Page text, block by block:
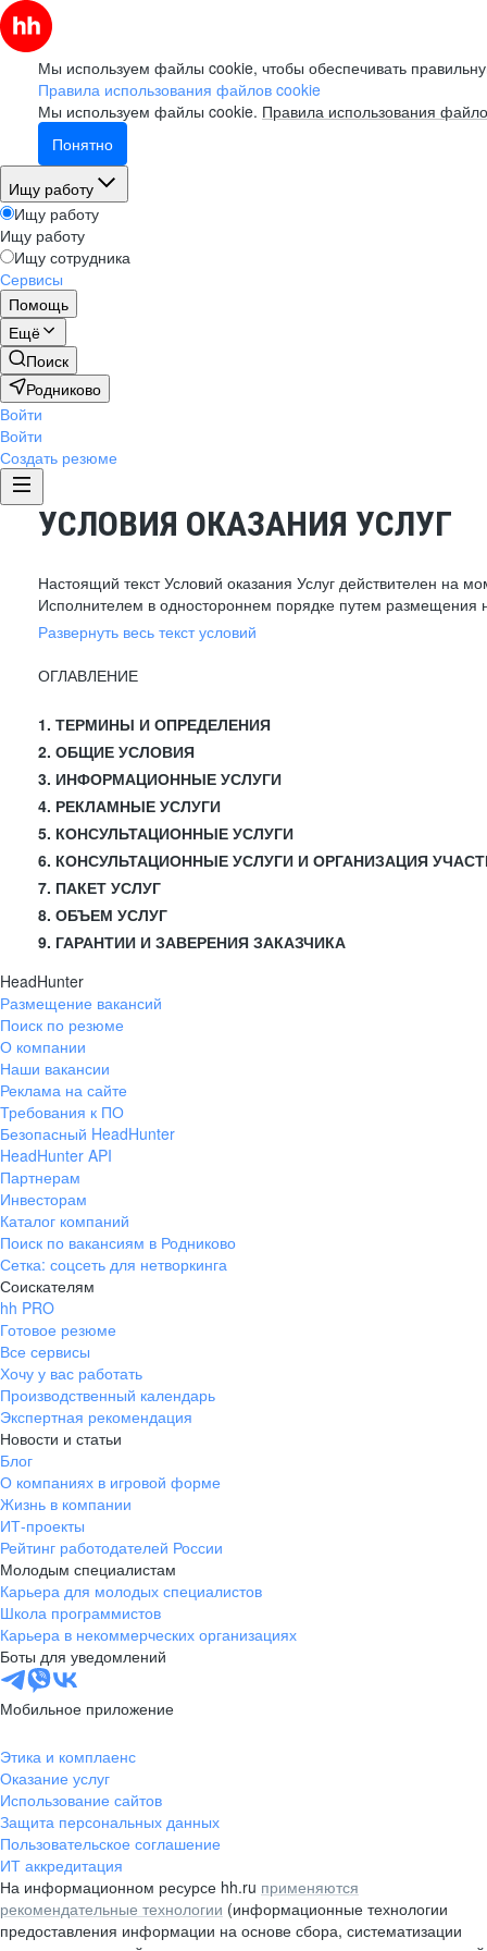
Мы используем файлы cookie, чтобы обеспечивать
Правила использования файлов cookie
Мы используем файлы cookie. Правила использования
Понятно
Ищу работу
Ищу работу
Ищу работу
Ищу сотрудника
Сервисы
Помощь
Ещё
Поиск
Родниково
Войти
Войти
Создать резюме
УСЛОВИЯ ОКАЗАНИЯ УСЛУГ
Настоящий текст Условий оказания Услуг действителен на
Исполнителем в одностороннем порядке путем размещения
Развернуть весь текст условий
ОГЛАВЛЕНИЕ
1. ТЕРМИНЫ И ОПРЕДЕЛЕНИЯ
2. ОБЩИЕ УСЛОВИЯ
3. ИНФОРМАЦИОННЫЕ УСЛУГИ
4. РЕКЛАМНЫЕ УСЛУГИ
5. КОНСУЛЬТАЦИОННЫЕ УСЛУГИ
6. КОНСУЛЬТАЦИОННЫЕ УСЛУГИ И ОРГАНИЗАЦИЯ
7. ПАКЕТ УСЛУГ
8. ОБЪЕМ УСЛУГ
9. ГАРАНТИИ И ЗАВЕРЕНИЯ ЗАКАЗЧИКА
HeadHunter
Размещение вакансий
Поиск по резюме
О компании
Наши вакансии
Реклама на сайте
Требования к ПО
Безопасный HeadHunter
HeadHunter API
Партнерам
Инвесторам
Каталог компаний
Поиск по вакансиям в Родниково
Сетка: соцсеть для нетворкинга
Соискателям
hh PRO
Готовое резюме
Все сервисы
Хочу у вас работать
Производственный календарь
Экспертная рекомендация
Новости и статьи
Блог
О компаниях в игровой форме
Жизнь в компании
ИТ-проекты
Рейтинг работодателей России
Молодым специалистам
Карьера для молодых специалистов
Школа программистов
Карьера в некоммерческих организациях
Боты для уведомлений
Мобильное приложение
Этика и комплаенс
Оказание услуг
Использование сайтов
Защита персональных данных
Пользовательское соглашение
ИТ аккредитация
На информационном ресурсе hh.ru применяются
рекомендательные технологии (информационные технологии
предоставления информации на основе сбора, систематизации